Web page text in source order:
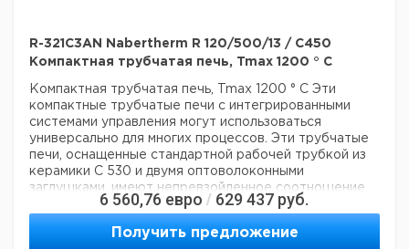
R-321C3AN Nabertherm R 120/500/13 / C450
Компактная трубчатая печь, Tmax 1200 ° C
Компактная трубчатая печь, Tmax 1200 ° C Эти
компактные трубчатые печи с интегрированными
системами управления могут использоваться
универсально для многих процессов. Эти трубчатые
печи, оснащенные стандартной рабочей трубкой из
керамики C 530 и двумя оптоволоконными
заглушками, имеют непревзойденное соотношение
цены и качества.? -? Tmax 1200 ° C или 1300 ° C
Однозонный дизайн в стандартной комплектации-
Корпус с двойной оболочкой из листов
6 560,76 евро / 629 437 руб.
Получить предложение